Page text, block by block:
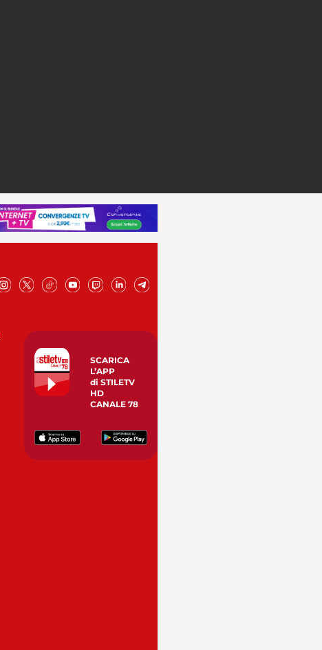
SCARICA
L’APP
di STILETV
HD
CANALE 78